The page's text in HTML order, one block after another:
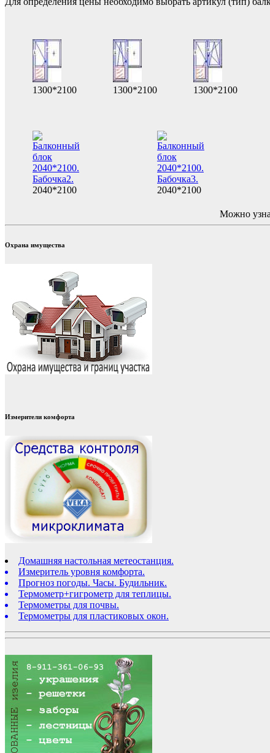
1300*2100 1300*2100 1300*2100
2040*2100 2040*2100
Можно
Охрана имущества
Измерители комфорта
Домашняя настольная метеостанция.
Измеритель уровня комфорта.
Прогноз погоды. Часы. Будильник.
Термометр+гигрометр для теплицы.
Термометры для почвы.
Термометры для пластиковых окон.